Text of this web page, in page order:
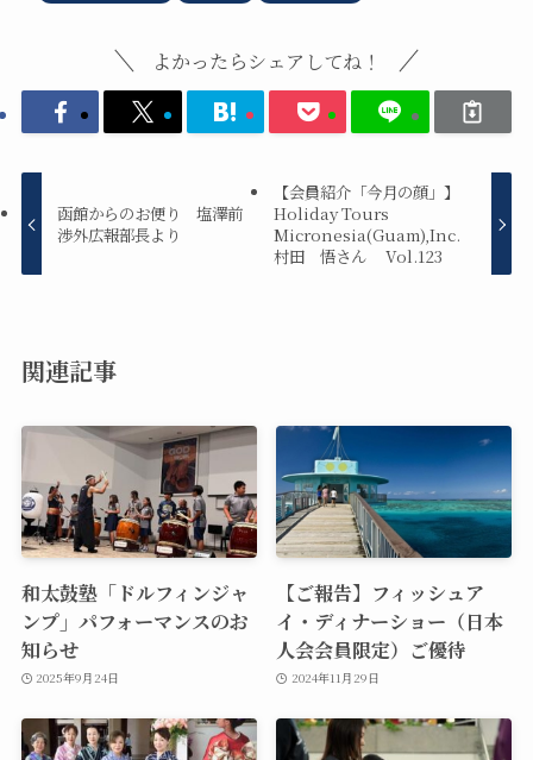
よかったらシェアしてね！
函館からのお便り 塩澤前
渉外広報部長より
【会員紹介「今月の顔」】
Holiday Tours
Micronesia(Guam),Inc.
村田 悟さん Vol.123
関連記事
和太鼓塾「ドルフィンジャ
ンプ」パフォーマンスのお
知らせ
2025年9月24日
【ご報告】フィッシュア
イ・ディナーショー（日本
人会会員限定）ご優待
2024年11月29日